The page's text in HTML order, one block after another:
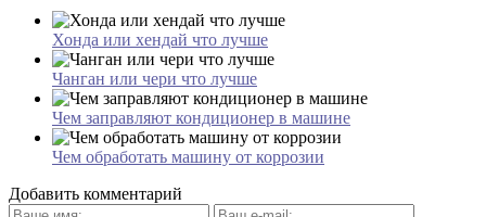
Хонда или хендай что лучше
Чанган или чери что лучше
Чем заправляют кондиционер в машине
Чем обработать машину от коррозии
Добавить комментарий